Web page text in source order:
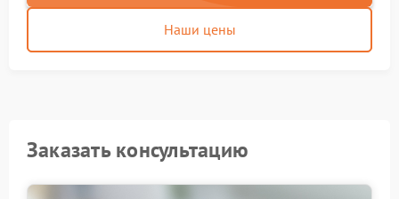
Наши цены
Заказать консультацию